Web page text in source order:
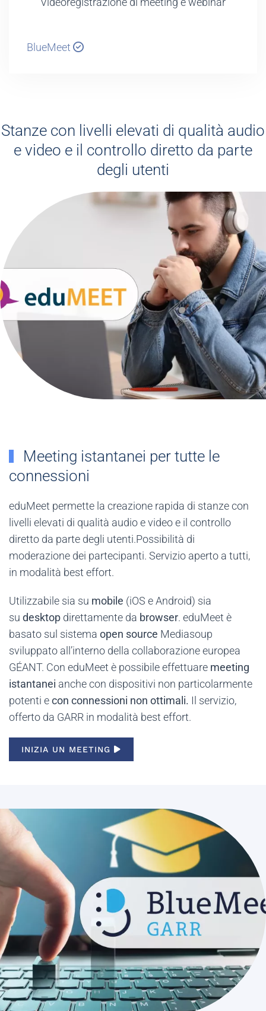
BlueMeet
Stanze con livelli elevati di qualità audio
e video e il controllo diretto da parte
degli utenti
Meeting istantanei per tutte le
connessioni
eduMeet permette la creazione rapida di stanze con
livelli elevati di qualità audio e video e il controllo
diretto da parte degli utenti.Possibilità di
moderazione dei partecipanti. Servizio aperto a tutti,
in modalità best effort.
Utilizzabile sia su mobile (iOS e Android) sia
su desktop direttamente da browser. eduMeet è
basato sul sistema open source Mediasoup
sviluppato all’interno della collaborazione europea
GÉANT. Con eduMeet è possibile effettuare meeting
istantanei anche con dispositivi non particolarmente
potenti econ connessioni non ottimali. Il servizio,
offerto da GARR in modalità best effort.
INIZIA UN MEETING